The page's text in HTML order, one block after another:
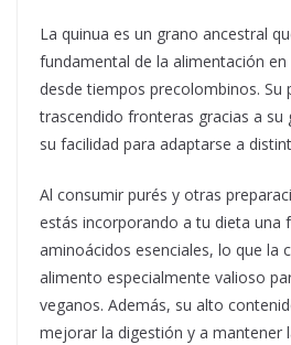
La quinua es un grano ancestral
fundamental de la alimentación
desde tiempos precolombinos. Su
trascendido fronteras gracias a su
su facilidad para adaptarse a
Al consumir purés y otras
estás incorporando a tu dieta una
aminoácidos esenciales, lo que la
alimento especialmente valioso
veganos. Además, su alto
mejorar la digestión y a mantener